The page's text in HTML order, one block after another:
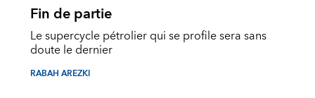
Fin de partie
Le supercycle pétrolier qui se profile sera sans
doute le dernier
RABAH AREZKI